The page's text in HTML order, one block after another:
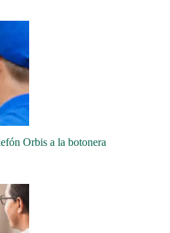
Orbis a la botonera